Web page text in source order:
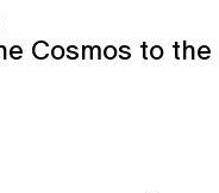
Cosmos to the